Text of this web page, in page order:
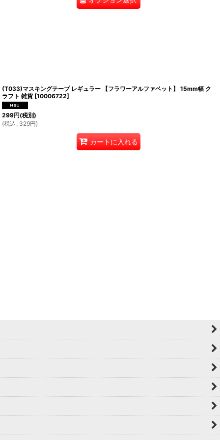
(T033)マスキングテープ レギュラー 【フラワーアルファベット】 15mm幅 ク
ラフト 雑貨 [10006722]
299円(税別)
(税込 : 329円)
カートに入れる